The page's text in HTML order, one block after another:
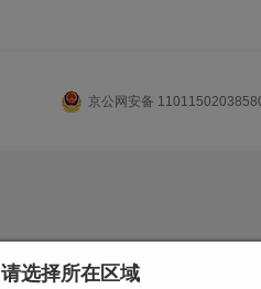
京公网安备
请选择所在区域